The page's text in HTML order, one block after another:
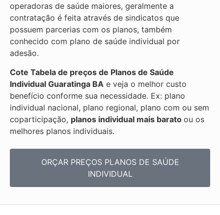
operadoras de saúde maiores, geralmente a
contratação é feita através de sindicatos que
possuem parcerias com os planos, também
conhecido com plano de saúde individual por
adesão.
Cote Tabela de preços de Planos de Saúde
Individual Guaratinga BA e veja o melhor custo
benefício conforme sua necessidade. Ex: plano
individual nacional, plano regional, plano com ou sem
coparticipação, planos individual mais barato ou os
melhores planos individuais.
ORÇAR PREÇOS PLANOS DE SAÚDE
INDIVIDUAL